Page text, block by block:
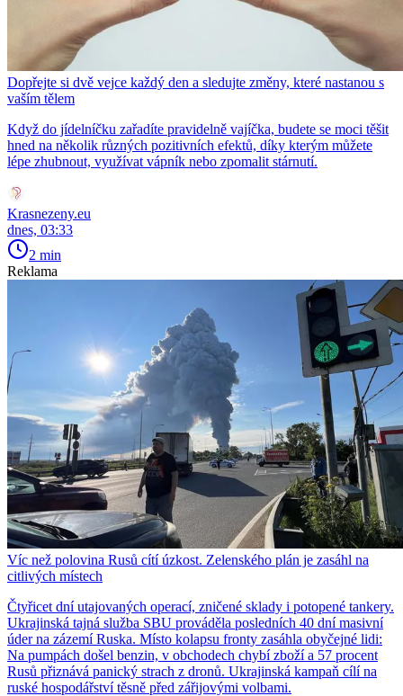
Dopřejte si dvě vejce každý den a sledujte změny, které nastanou s
vaším tělem
Když do jídelníčku zařadíte pravidelně vajíčka, budete se moci těšit
hned na několik různých pozitivních efektů, díky kterým můžete
lépe zhubnout, využívat vápník nebo zpomalit stárnutí.
Krasnezeny.eu
dnes, 03:33
2 min
Reklama
Víc než polovina Rusů cítí úzkost. Zelenského plán je zasáhl na
citlivých místech
Čtyřicet dní utajovaných operací, zničené sklady i potopené tankery.
Ukrajinská tajná služba SBU prováděla posledních 40 dní masivní
úder na zázemí Ruska. Místo kolapsu fronty zasáhla obyčejné lidi:
Na pumpách došel benzin, v obchodech chybí zboží a 57 procent
Rusů přiznává panický strach z dronů. Ukrajinská kampaň cílí na
ruské hospodářství těsně před zářijovými volbami.